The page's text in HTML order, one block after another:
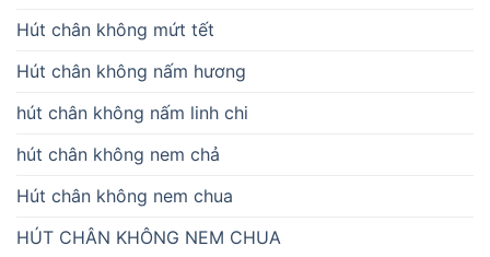
Hút chân không mứt tết
Hút chân không nấm hương
hút chân không nấm linh chi
hút chân không nem chả
Hút chân không nem chua
HÚT CHÂN KHÔNG NEM CHUA